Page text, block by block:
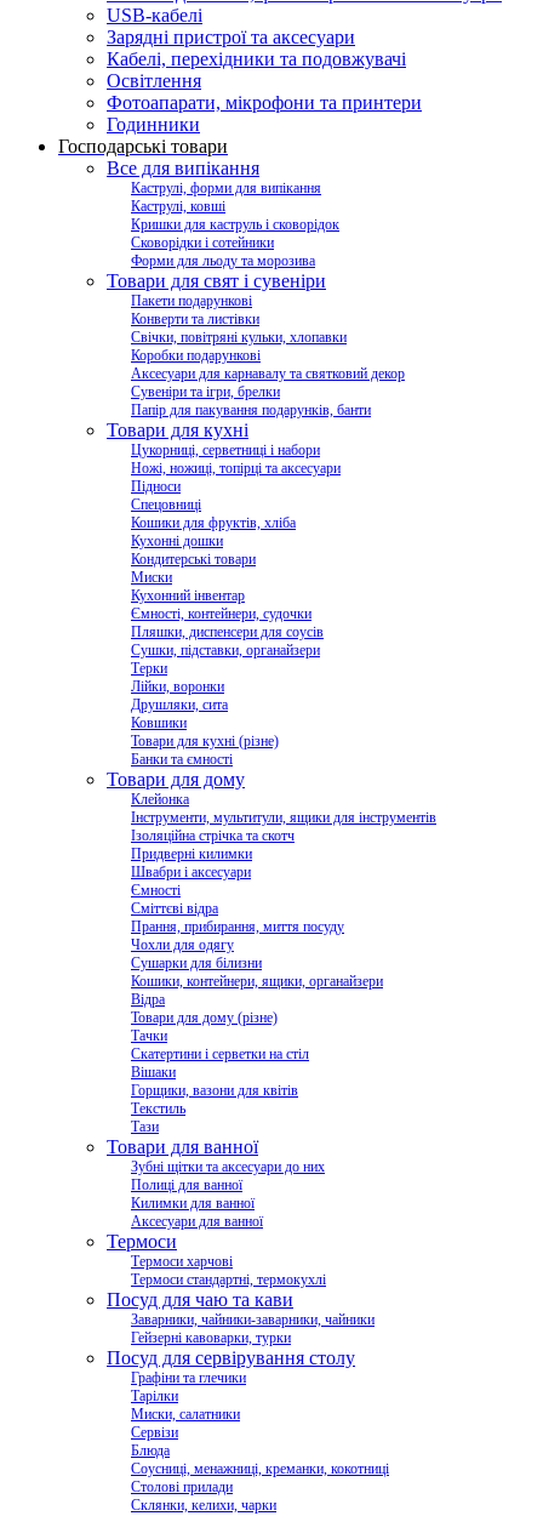
USB-кабелі
Зарядні пристрої та аксесуари
Кабелі, перехідники та подовжувачі
Освітлення
Фотоапарати, мікрофони та принтери
Годинники
Господарські товари
Все для випікання
Каструлі, форми для випікання
Каструлі, ковші
Кришки для каструль і сковорідок
Сковорідки і сотейники
Форми для льоду та морозива
Товари для свят і сувеніри
Пакети подарункові
Конверти та листівки
Свічки, повітряні кульки, хлопавки
Коробки подарункові
Аксесуари для карнавалу та святковий декор
Сувеніри та ігри, брелки
Папір для пакування подарунків, банти
Товари для кухні
Цукорниці, серветниці і набори
Ножі, ножиці, топірці та аксесуари
Підноси
Спецовниці
Кошики для фруктів, хліба
Кухонні дошки
Кондитерські товари
Миски
Кухонний інвентар
Ємності, контейнери, судочки
Пляшки, диспенсери для соусів
Сушки, підставки, органайзери
Терки
Лійки, воронки
Друшляки, сита
Ковшики
Товари для кухні (різне)
Банки та ємності
Товари для дому
Клейонка
Інструменти, мультитули, ящики для інструментів
Ізоляційна стрічка та скотч
Придверні килимки
Швабри і аксесуари
Ємності
Сміттєві відра
Прання, прибирання, миття посуду
Чохли для одягу
Сушарки для білизни
Кошики, контейнери, ящики, органайзери
Відра
Товари для дому (різне)
Тачки
Скатертини і серветки на стіл
Вішаки
Горщики, вазони для квітів
Текстиль
Тази
Товари для ванної
Зубні щітки та аксесуари до них
Полиці для ванної
Килимки для ванної
Аксесуари для ванної
Термоси
Термоси харчові
Термоси стандартні, термокухлі
Посуд для чаю та кави
Заварники, чайники-заварники, чайники
Гейзерні кавоварки, турки
Посуд для сервірування столу
Графіни та глечики
Тарілки
Миски, салатники
Сервізи
Блюда
Соусниці, менажниці, креманки, кокотниці
Столові прилади
Склянки, келихи, чарки